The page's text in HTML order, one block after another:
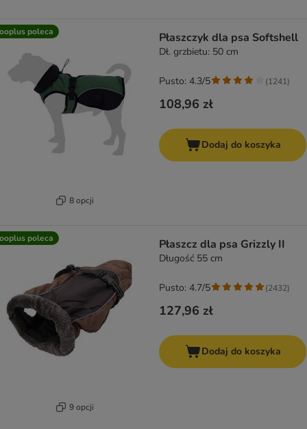
poleca
8 opcji
Płaszczyk dla psa Softshell
Dł. grzbietu: 50 cm
108,96 zł
Pusto: 4.3/5 (1241)
Dodaj do koszyka
poleca
9 opcji
Płaszcz dla psa Grizzly II
Długość 55 cm
127,96 zł
Pusto: 4.7/5 (2432)
Dodaj do koszyka